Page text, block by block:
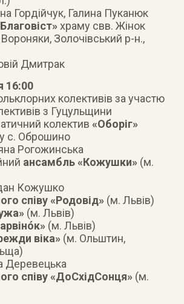
Гордійчук, Галина Пуканюк
храму свв. Жінок
Золочівський р-н.,
Дмитрак
16:00
колективів за участю
з Гуцульщини
колектив«Оборіг»
с. Оброшино
Рогожинська
ансамбль «Кожушки» (м.
Кожушко
співу «Родовід» (м. Львів)
(м. Львів)
(м. Львів)
віка» (м. Ольштин,
Деревецька
співу «ДоСхідСонця» (м.